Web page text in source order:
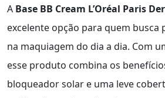
A Base BB Cream L’Oréal Paris
excelente opção para quem busca
na maquiagem do dia a dia. Com
esse produto combina os
bloqueador solar e uma leve